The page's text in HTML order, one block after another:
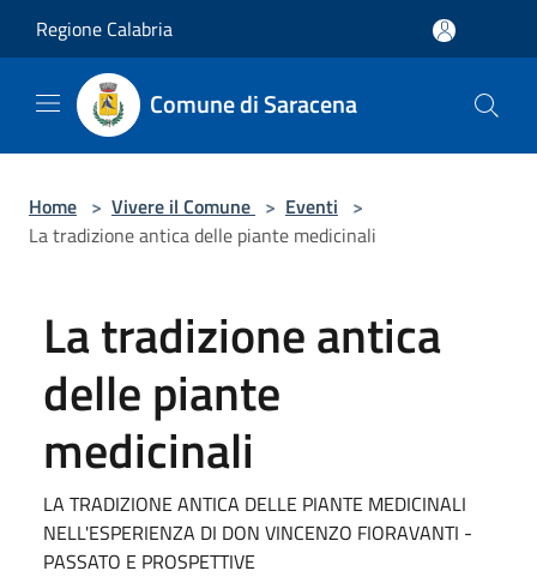
Regione Calabria
Comune di Saracena
Home > Vivere il Comune > Eventi >
La tradizione antica delle piante medicinali
La tradizione antica
delle piante
medicinali
LA TRADIZIONE ANTICA DELLE PIANTE MEDICINALI
NELL'ESPERIENZA DI DON VINCENZO FIORAVANTI -
PASSATO E PROSPETTIVE